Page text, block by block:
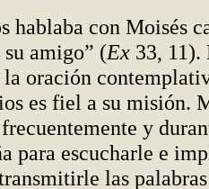
hablaba con Moisés
amigo” (Ex 33, 11).
oración
es fiel a su misión.
y
para escucharle e
las